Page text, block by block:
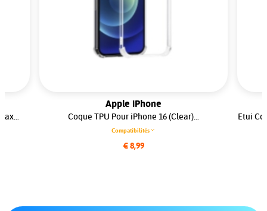
Apple iPhone
Coque TPU Pour iPhone 16 (Clear)...
Compatibilités
€ 8,99
Etui